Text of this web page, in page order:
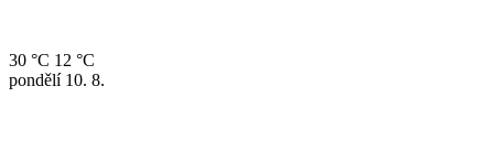
30 °C 12 °C
pondělí 10. 8.